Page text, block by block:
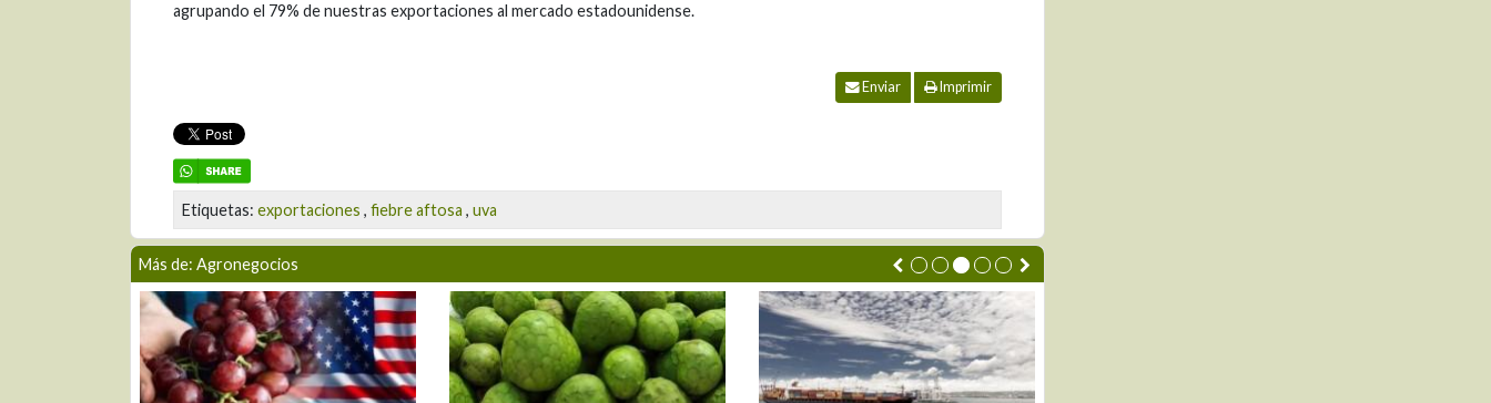
agrupando el 79% de nuestras exportaciones al mercado estadounidense.
Enviar Imprimir
Etiquetas: exportaciones , fiebre aftosa , uva
Más de: Agronegocios